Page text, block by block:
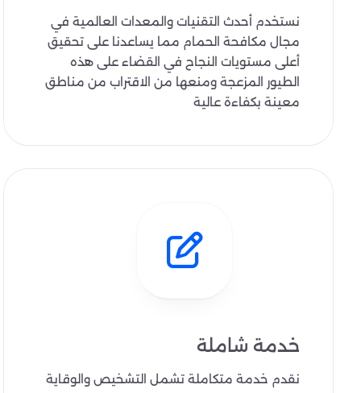
نستخدم أحدث التقنيات والمعدات العالمية في
مجال مكافحة الحمام مما يساعدنا على تحقيق
أعلى مستويات النجاح في القضاء على هذه
الطيور المزعجة ومنعها من الاقتراب من مناطق
معينة بكفاءة عالية
خدمة شاملة
نقدم خدمة متكاملة تشمل التشخيص والوقاية